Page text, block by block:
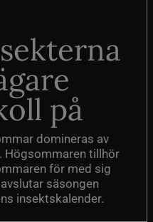
på
domineras av
Högsommaren tillhör
för med sig
säsongen
insektskalender.